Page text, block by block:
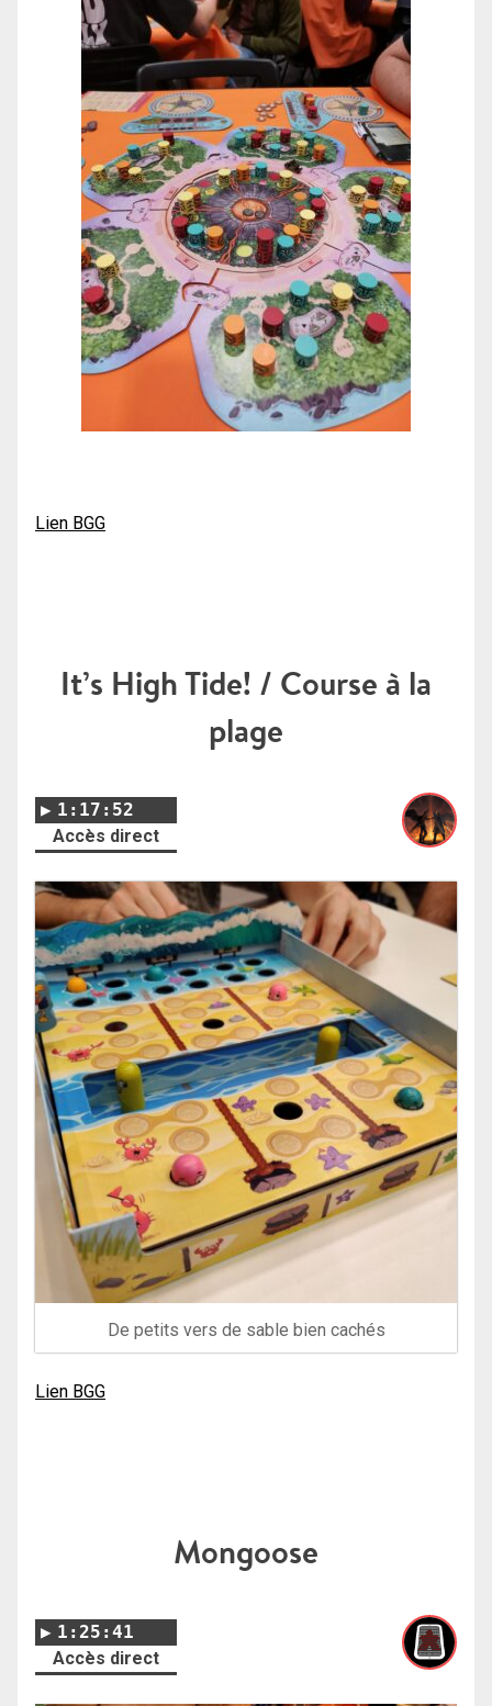
Lien BGG
It’s High Tide! / Course à la
plage
1:17:52
Accès direct
De petits vers de sable bien cachés
Lien BGG
Mongoose
1:25:41
Accès direct